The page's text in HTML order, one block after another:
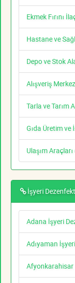
Ekmek Fırını
Hastane ve
Depo ve Stok
Alışveriş
Tarla ve Tarım
Gıda Üretim ve
Ulaşım
İşyeri
Adana İşyeri
Adıyaman
Afyonkarahisar